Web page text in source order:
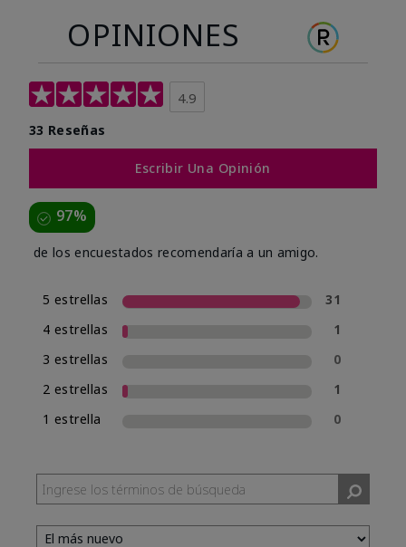
OPINIONES
4.9
33 Reseñas
Escribir Una Opinión
97%
de los encuestados recomendaría a un amigo.
5 estrellas
31
4 estrellas
1
3 estrellas
0
2 estrellas
1
1 estrella
0